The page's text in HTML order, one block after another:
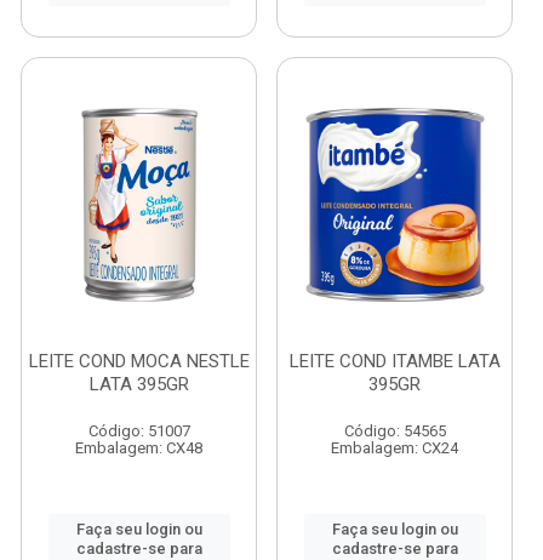
LEITE COND MOCA NESTLE
LATA 395GR
Código: 51007
Embalagem: CX48
Faça seu login ou
cadastre-se para
LEITE COND ITAMBE LATA
395GR
Código: 54565
Embalagem: CX24
Faça seu login ou
cadastre-se para